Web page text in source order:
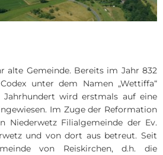
Bauantrag -
Windenergie
Satzungen
Schiedsamt
Sag's uns
Statusabfrage
Hitzeportal
alte Gemeinde. Bereits im Jahr 832
unter dem Namen „Wettiffa“
Jahrhundert wird erstmals auf eine
Im Zuge der Reformation
Niederwetz Filialgemeinde der Ev.
und von dort aus betreut. Seit
von Reiskirchen, d.h. die